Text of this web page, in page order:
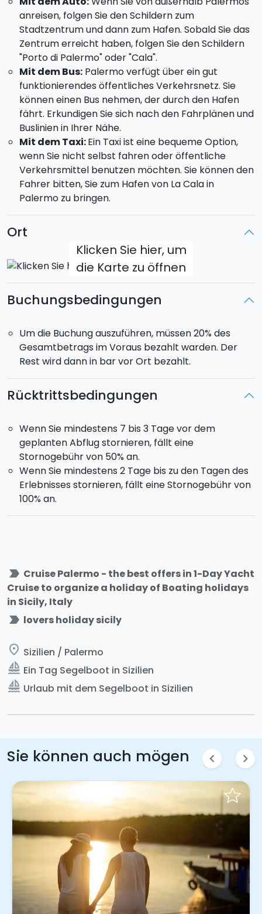
anreisen, folgen Sie den Schildern zum
Stadtzentrum und dann zum Hafen. Sobald Sie das
Zentrum erreicht haben, folgen Sie den Schildern
"Porto di Palermo" oder "Cala".
Mit dem Bus:Palermo verfügt über ein gut
funktionierendes öffentliches Verkehrsnetz. Sie
können einen Bus nehmen, der durch den Hafen
fährt. Erkundigen Sie sich nach den Fahrplänen und
Buslinien in Ihrer Nähe.
Mit dem Taxi:Ein Taxi ist eine bequeme Option,
wenn Sie nicht selbst fahren oder öffentliche
Verkehrsmittel benutzen möchten. Sie können den
Fahrer bitten, Sie zum Hafen von La Cala in
Palermo zu bringen.
Ort
Klicken Sie hier, um
die Karte zu öffnen
Buchungsbedingungen
Um die Buchung auszuführen, müssen 20% des
Gesamtbetrags im Voraus bezahlt warden. Der
Rest wird dann in bar vor Ort bezahlt.
Rücktrittsbedingungen
Wenn Sie mindestens 7 bis 3 Tage vor dem
geplanten Abflug stornieren, fällt eine
Stornogebühr von 50% an.
Wenn Sie mindestens 2 Tage bis zu den Tagen des
Erlebnisses stornieren, fällt eine Stornogebühr von
100% an.
label_important Cruise Palermo - the best offers in 1-Day Yacht
Cruise to organize a holiday of Boating holidays
in Sicily, Italy
label_important lovers holiday sicily
place Sizilien / Palermo
sailing Ein Tag Segelboot in Sizilien
sailing Urlaub mit dem Segelboot in Sizilien
Sie können auch mögen chevron_left chevron_right